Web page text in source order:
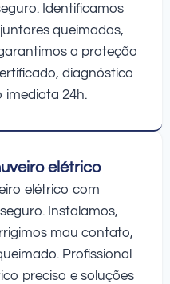
Identificamos
queimados,
a proteção
diagnóstico
imediata 24h.
elétrico
elétrico com
Instalamos,
mau contato,
Profissional
preciso e soluções